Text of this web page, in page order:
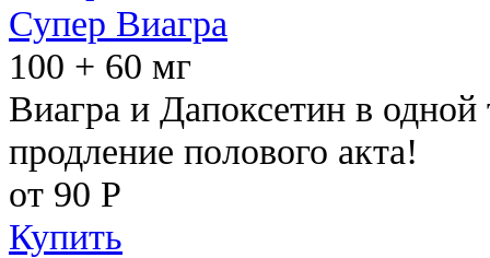
Супер Виагра
100 + 60 мг
Виагра и Дапоксетин в одной
продление полового акта!
от 90 Р
Купить